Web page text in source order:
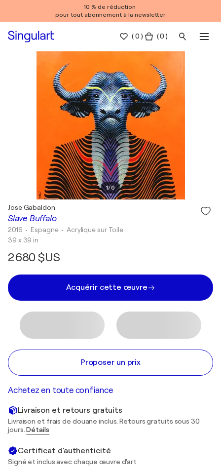
10 % de réduction
pour tout abonnement à la newsletter
(0 ) ( 0 )
1/6
Slave Buffalo
Jose Gabaldon
2016 • Espagne • Acrylique sur Toile
39 x 39 in
2 680 $US
Acquérir cette œuvre
Proposer un prix
Achetez en toute confiance
Livraison et retours gratuits
Livraison et frais de douane inclus. Retours gratuits sous 30
jours.Détails
Certificat d'authenticité
Signé et inclus avec chaque œuvre d'art